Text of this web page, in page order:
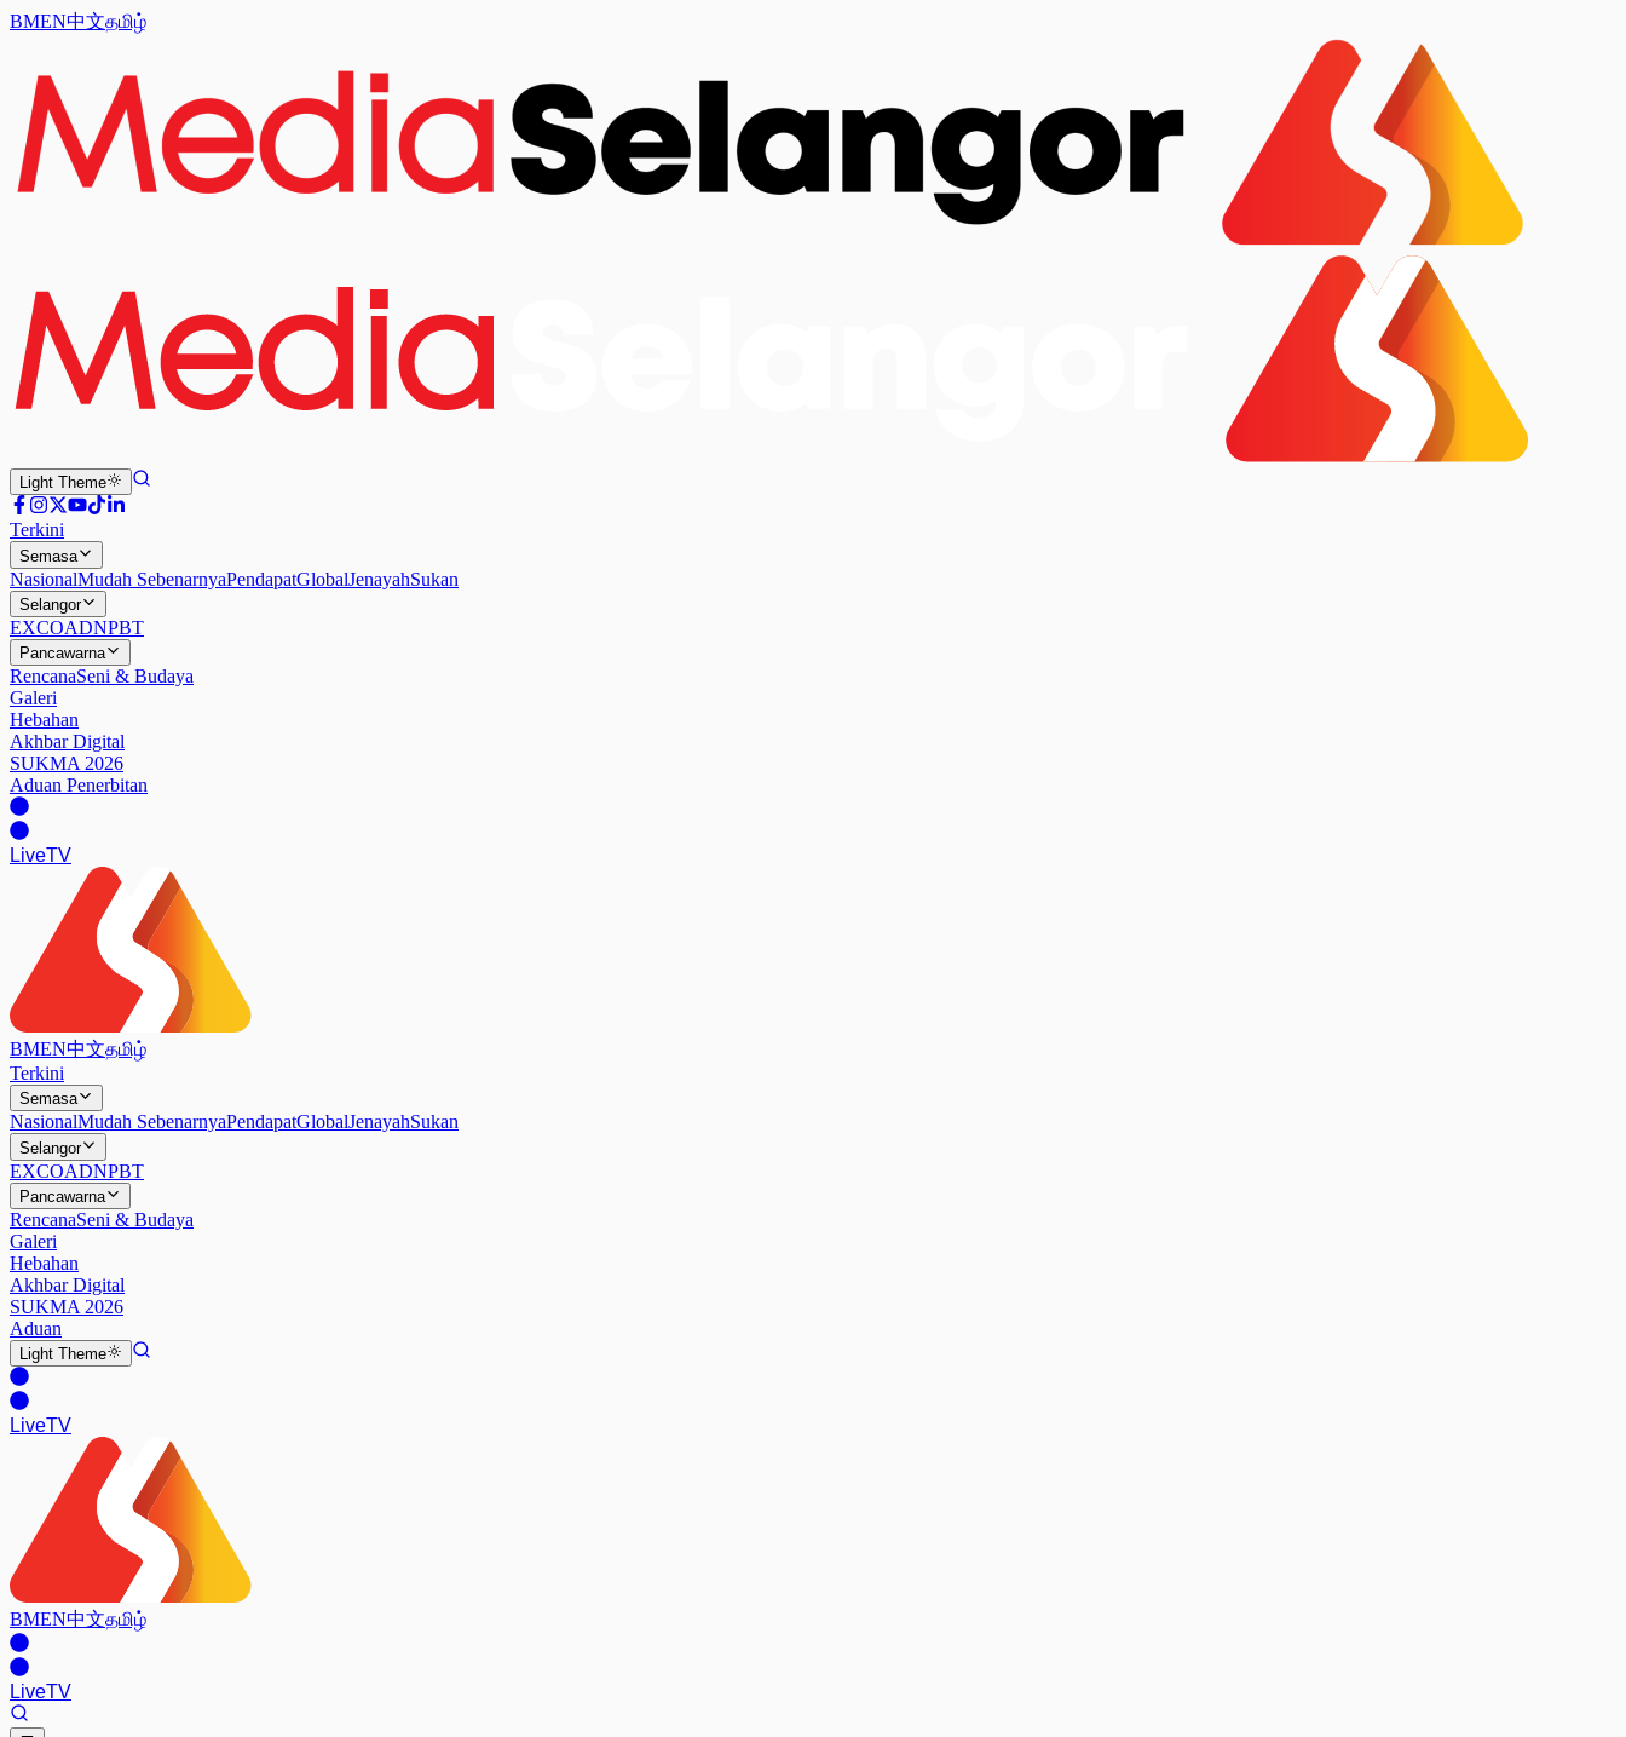
BMEN中文தமிழ்
Light Theme
Terkini
Semasa
NasionalMudah SebenarnyaPendapatGlobalJenayahSukan
Selangor
EXCOADNPBT
Pancawarna
RencanaSeni & Budaya
Galeri
Hebahan
Akhbar Digital
SUKMA 2026
Aduan Penerbitan
LiveTV
BMEN中文தமிழ்
Terkini
Semasa
NasionalMudah SebenarnyaPendapatGlobalJenayahSukan
Selangor
EXCOADNPBT
Pancawarna
RencanaSeni & Budaya
Galeri
Hebahan
Akhbar Digital
SUKMA 2026
Aduan
Light Theme
LiveTV
BMEN中文தமிழ்
LiveTV